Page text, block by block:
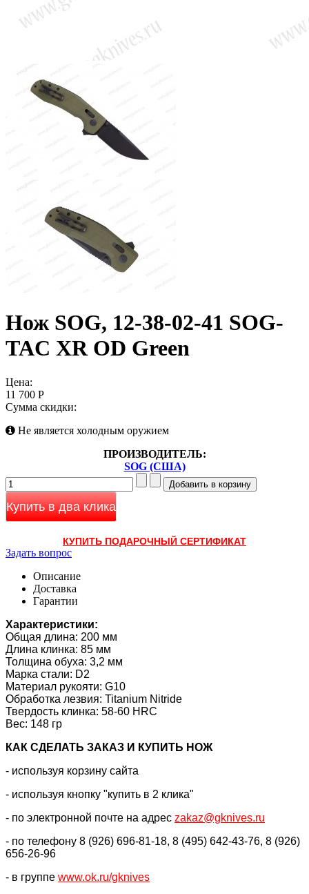
Нож SOG, 12-38-02-41 SOG-
TAC XR OD Green
Цена:
11 700 Р
Сумма скидки:
Не является холодным оружием
ПРОИЗВОДИТЕЛЬ:
SOG (США)
Купить в два клика
КУПИТЬ ПОДАРОЧНЫЙ СЕРТИФИКАТ
Задать вопрос
Описание
Доставка
Гарантии
Характеристики:
Общая длина: 200 мм
Длина клинка: 85 мм
Толщина обуха: 3,2 мм
Марка стали: D2
Материал рукояти: G10
Обработка лезвия: Titanium Nitride
Твердость клинка: 58-60 HRC
Вес: 148 гр
КАК CДЕЛАТЬ ЗАКАЗ И КУПИТЬ НОЖ
- используя корзину сайта
- используя кнопку "купить в 2 клика"
- по электронной почте на адрес zakaz@gknives.ru
- по телефону 8 (926) 696-81-18, 8 (495) 642-43-76, 8 (926)
656-26-96
- в группе www.ok.ru/gknives